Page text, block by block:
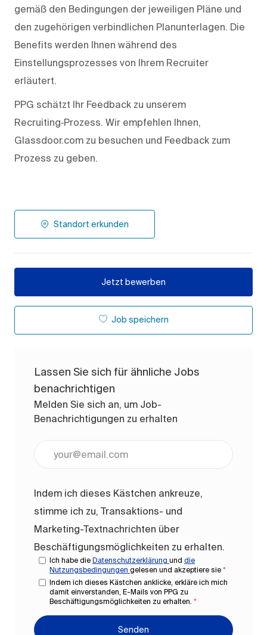
gemäß den Bedingungen der jeweiligen Pläne und
den zugehörigen verbindlichen Planunterlagen. Die
Benefits werden Ihnen während des
Einstellungsprozesses von Ihrem Recruiter
erläutert.
PPG schätzt Ihr Feedback zu unserem
Recruiting‑Prozess. Wir empfehlen Ihnen,
Glassdoor.com zu besuchen und Feedback zum
Prozess zu geben.
Standort erkunden
Jetzt bewerben
Job speichern
Lassen Sie sich für ähnliche Jobs
benachrichtigen
Melden Sie sich an, um Job-
Benachrichtigungen zu erhalten
Indem ich dieses Kästchen ankreuze,
stimme ich zu, Transaktions- und
Marketing-Textnachrichten über
Beschäftigungsmöglichkeiten zu erhalten.
Ich habe die Datenschutzerklärung und die
Nutzungsbedingungen gelesen und akzeptiere sie *
Indem ich dieses Kästchen anklicke, erkläre ich mich
damit einverstanden, E-Mails von PPG zu
Beschäftigungsmöglichkeiten zu erhalten. *
Senden